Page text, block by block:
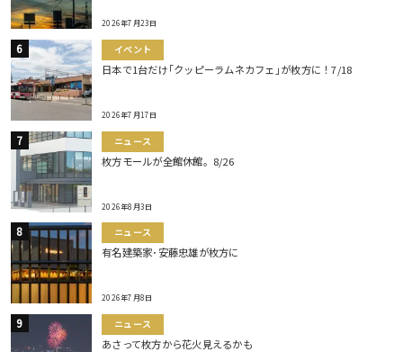
2026年7月23日
イベント
日本で1台だけ｢クッピーラムネカフェ｣が枚方に！7/18
2026年7月17日
ニュース
枚方モールが全館休館。8/26
2026年8月3日
ニュース
有名建築家･安藤忠雄が枚方に
2026年7月8日
ニュース
あさって枚方から花火見えるかも